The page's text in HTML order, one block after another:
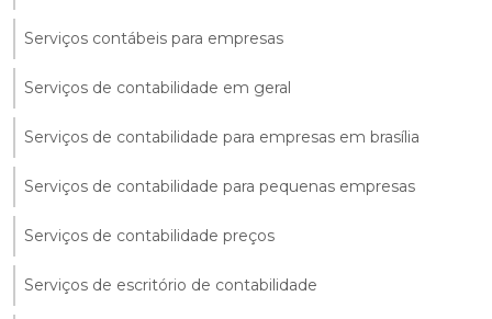
Serviços contábeis para empresas
Serviços de contabilidade em geral
Serviços de contabilidade para empresas em brasília
Serviços de contabilidade para pequenas empresas
Serviços de contabilidade preços
Serviços de escritório de contabilidade